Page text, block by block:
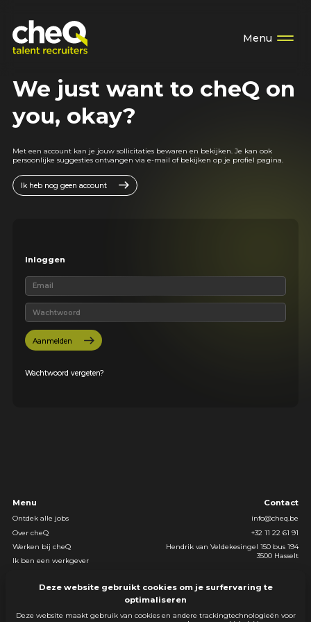
Menu
We just want to cheQ on
you, okay?
Met een account kan je jouw sollicitaties bewaren en bekijken. Je kan ook
persoonlijke suggesties ontvangen via e-mail of bekijken op je profiel pagina.
Ik heb nog geen account
Inloggen
Aanmelden
Wachtwoord vergeten?
Deze website gebruikt cookies om je surfervaring te
optimaliseren
Deze website maakt gebruik van cookies en andere trackingtechnologieën voor
Menu
Ontdek alle jobs
Over cheQ
Werken bij cheQ
Ik ben een werkgever
Contact
info@cheq.be
+32 11 22 61 91
Hendrik van Veldekesingel 150 bus 194
3500 Hasselt